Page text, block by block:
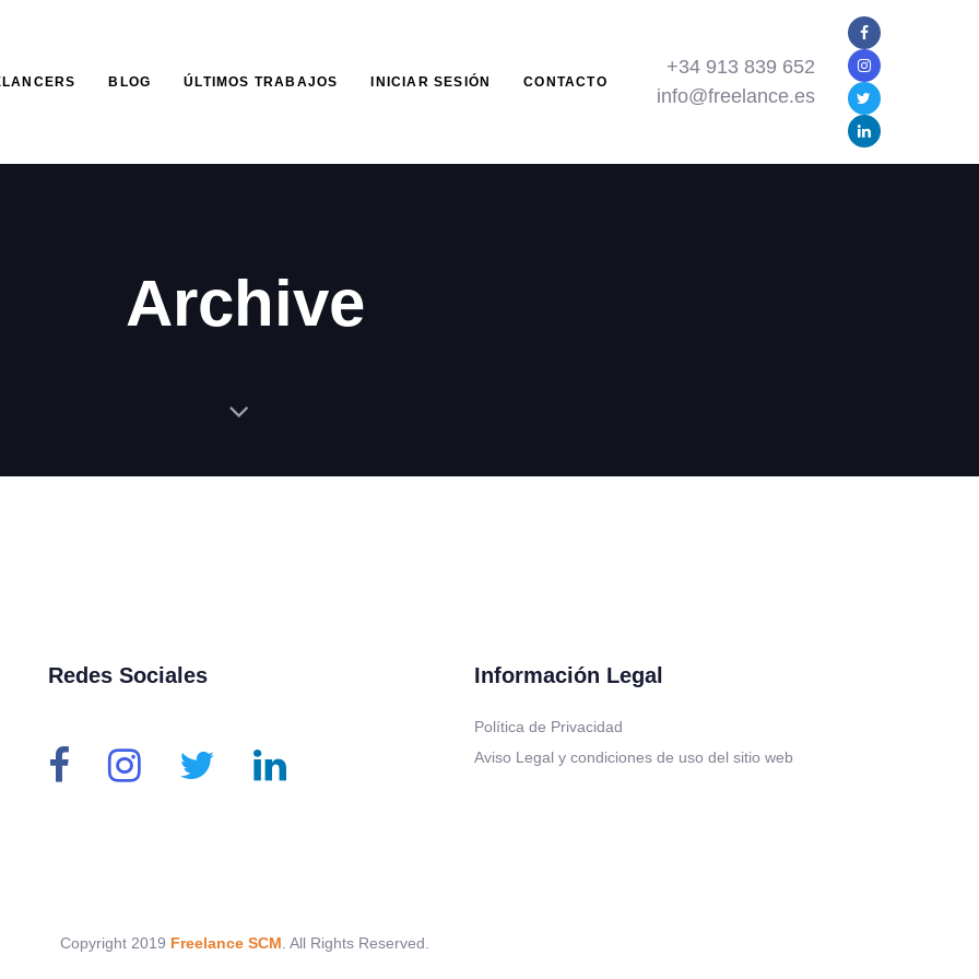
BLOG ÚLTIMOS TRABAJOS INICIAR SESIÓN CONTACTO
+34 913 839 652
info@freelance.es
Archive
Redes Sociales Información Legal
Política de Privacidad
Aviso Legal y condiciones de uso del sitio web
Copyright 2019 Freelance SCM . All Rights Reserved.